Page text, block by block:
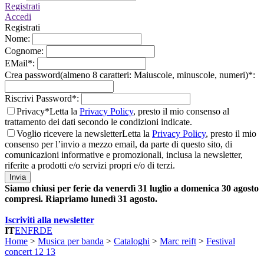
Registrati
Accedi
Registrati
Nome:
Cognome:
EMail*:
Crea password(almeno 8 caratteri: Maiuscole, minuscole, numeri)*:
Riscrivi Password*:
Privacy*Letta la Privacy Policy, presto il mio consenso al
trattamento dei dati secondo le condizioni indicate.
Voglio ricevere la newsletterLetta la Privacy Policy, presto il mio
consenso per l’invio a mezzo email, da parte di questo sito, di
comunicazioni informative e promozionali, inclusa la newsletter,
riferite a prodotti e/o servizi propri e/o di terzi.
Invia
Siamo chiusi per ferie da venerdì 31 luglio a domenica 30 agosto
compresi. Riapriamo lunedì 31 agosto.
Iscriviti alla newsletter
ITENFRDE
Home > Musica per banda > Cataloghi > Marc reift > Festival
concert 12 13